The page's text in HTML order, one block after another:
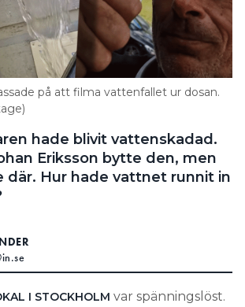
på att filma vattenfallet ur dosan.
hade blivit vattenskadad.
Eriksson bytte den, men
där. Hur hade vattnet runnit in
I STOCKHOLM var spänningslöst.